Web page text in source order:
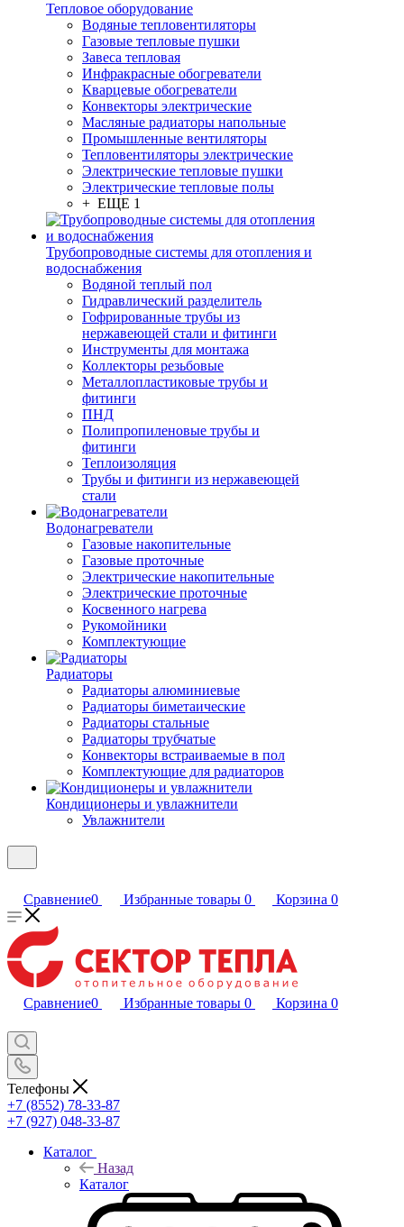
Тепловое оборудование
Водяные тепловентиляторы
Газовые тепловые пушки
Завеса тепловая
Инфракрасные обогреватели
Кварцевые обогреватели
Конвекторы электрические
Масляные радиаторы напольные
Промышленные вентиляторы
Тепловентиляторы электрические
Электрические тепловые пушки
Электрические тепловые полы
+ ЕЩЕ 1
Трубопроводные системы для отопления и
водоснабжения
Водяной теплый пол
Гидравлический разделитель
Гофрированные трубы из
нержавеющей стали и фитинги
Инструменты для монтажа
Коллекторы резьбовые
Металлопластиковые трубы и
фитинги
ПНД
Полипропиленовые трубы и
фитинги
Теплоизоляция
Трубы и фитинги из нержавеющей
стали
Водонагреватели
Газовые накопительные
Газовые проточные
Электрические накопительные
Электрические проточные
Косвенного нагрева
Рукомойники
Комплектующие
Радиаторы
Радиаторы алюминиевые
Радиаторы биметаические
Радиаторы стальные
Радиаторы трубчатые
Конвекторы встраиваемые в пол
Комплектующие для радиаторов
Кондиционеры и увлажнители
Увлажнители
Сравнение0 Избранные товары 0 Корзина 0
Сравнение0 Избранные товары 0 Корзина 0
Телефоны
+7 (8552) 78-33-87
+7 (927) 048-33-87
Каталог
Назад
Каталог